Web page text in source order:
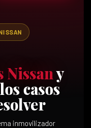
y
casos
inmovilizador